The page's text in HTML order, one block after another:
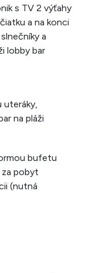
s TV 2 výťahy
a na konci
a
lobby bar
uteráky,
na pláži
bufetu
pobyt
(nutná